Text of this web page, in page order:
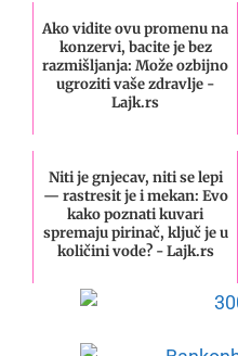
Ako vidite ovu promenu na
konzervi, bacite je bez
razmišljanja: Može ozbijno
ugroziti vaše zdravlje -
Lajk.rs
Niti je gnjecav, niti se lepi
— rastresit je i mekan: Evo
kako poznati kuvari
spremaju pirinač, ključ je u
količini vode? - Lajk.rs